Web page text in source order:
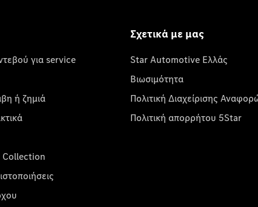
για service
ή ζημιά
Collection
Σχετικά με μας
Star Automotive Ελλάς
Βιωσιμότητα
Πολιτική Διαχείρισης
Πολιτική απορρήτου 5Star